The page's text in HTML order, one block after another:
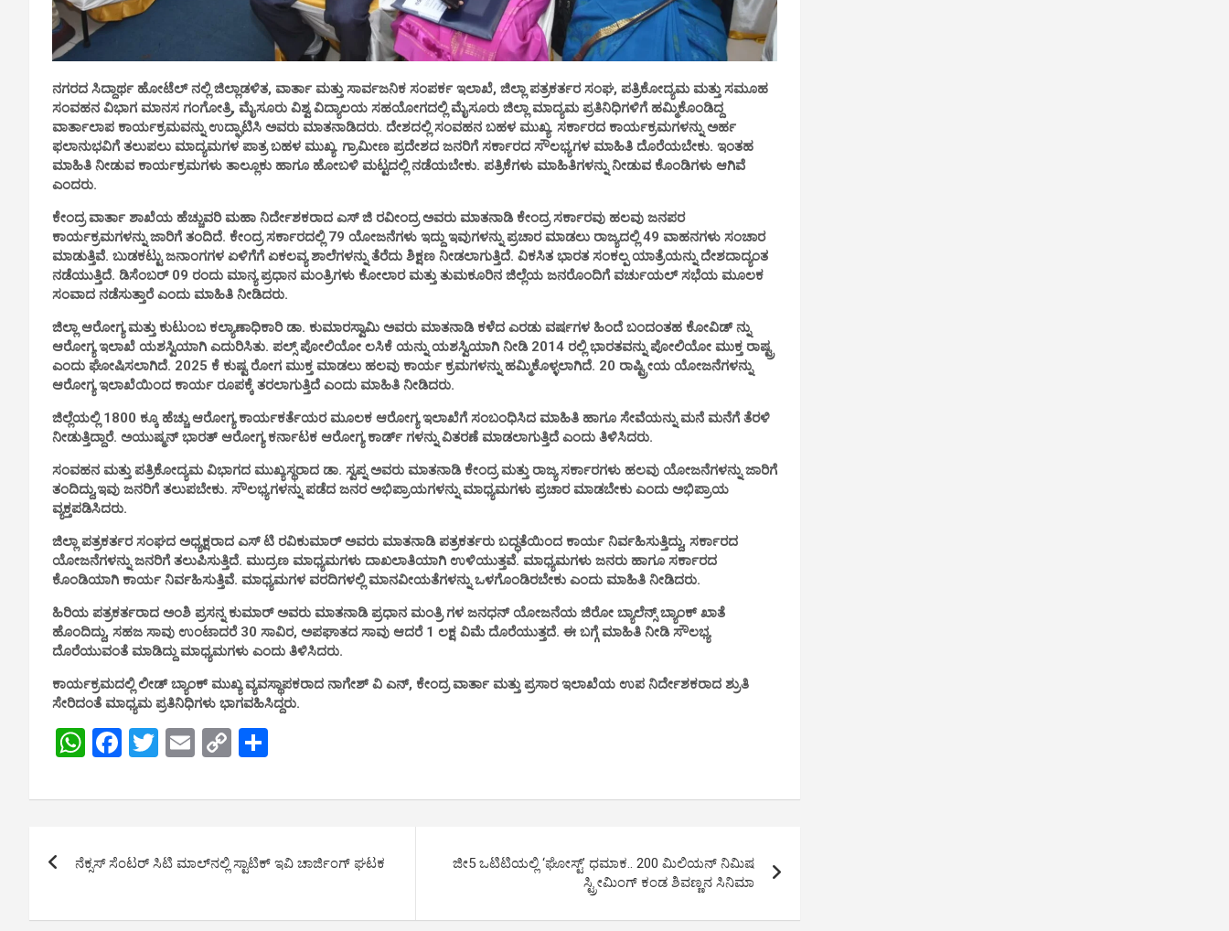
ನಗರದ ಸಿದ್ದಾರ್ಥ ಹೋಟೆಲ್ ನಲ್ಲಿ ಜಿಲ್ಲಾಡಳಿತ, ವಾರ್ತಾ ಮತ್ತು ಸಾರ್ವಜನಿಕ ಸಂಪರ್ಕ ಇಲಾಖೆ, ಜಿಲ್ಲಾ ಪತ್ರಕರ್ತರ ಸಂಘ, ಪತ್ರಿಕೋದ್ಯಮ ಮತ್ತು ಸಮೂಹ
ಸಂವಹನ ವಿಭಾಗ ಮಾನಸ ಗಂಗೋತ್ರಿ, ಮೈಸೂರು ವಿಶ್ವ ವಿದ್ಯಾಲಯ ಸಹಯೋಗದಲ್ಲಿ ಮೈಸೂರು ಜಿಲ್ಲಾ ಮಾದ್ಯಮ ಪ್ರತಿನಿಧಿಗಳಿಗೆ ಹಮ್ಮಿಕೊಂಡಿದ್ದ
ವಾರ್ತಾಲಾಪ ಕಾರ್ಯಕ್ರಮವನ್ನು ಉದ್ಘಾಟಿಸಿ ಅವರು ಮಾತನಾಡಿದರು. ದೇಶದಲ್ಲಿ ಸಂವಹನ ಬಹಳ ಮುಖ್ಯ. ಸರ್ಕಾರದ ಕಾರ್ಯಕ್ರಮಗಳನ್ನು ಅರ್ಹ
ಫಲಾನುಭವಿಗೆ ತಲುಪಲು ಮಾದ್ಯಮಗಳ ಪಾತ್ರ ಬಹಳ ಮುಖ್ಯ. ಗ್ರಾಮೀಣ ಪ್ರದೇಶದ ಜನರಿಗೆ ಸರ್ಕಾರದ ಸೌಲಭ್ಯಗಳ ಮಾಹಿತಿ ದೊರೆಯಬೇಕು. ಇಂತಹ
ಮಾಹಿತಿ ನೀಡುವ ಕಾರ್ಯಕ್ರಮಗಳು ತಾಲ್ಲೂಕು ಹಾಗೂ ಹೋಬಳಿ ಮಟ್ಟದಲ್ಲಿ ನಡೆಯಬೇಕು. ಪತ್ರಿಕೆಗಳು ಮಾಹಿತಿಗಳನ್ನು ನೀಡುವ ಕೊಂಡಿಗಳು ಆಗಿವೆ
ಎಂದರು.
ಕೇಂದ್ರ ವಾರ್ತಾ ಶಾಖೆಯ ಹೆಚ್ಚುವರಿ ಮಹಾ ನಿರ್ದೇಶಕರಾದ ಎಸ್ ಜಿ ರವೀಂದ್ರ ಅವರು ಮಾತನಾಡಿ ಕೇಂದ್ರ ಸರ್ಕಾರವು ಹಲವು ಜನಪರ
ಕಾರ್ಯಕ್ರಮಗಳನ್ನು ಜಾರಿಗೆ ತಂದಿದೆ. ಕೇಂದ್ರ ಸರ್ಕಾರದಲ್ಲಿ 79 ಯೋಜನೆಗಳು ಇದ್ದು ಇವುಗಳನ್ನು ಪ್ರಚಾರ ಮಾಡಲು ರಾಜ್ಯದಲ್ಲಿ 49 ವಾಹನಗಳು ಸಂಚಾರ
ಮಾಡುತ್ತಿವೆ. ಬುಡಕಟ್ಟು ಜನಾಂಗಗಳ ಏಳಿಗೆಗೆ ಏಕಲವ್ಯ ಶಾಲೆಗಳನ್ನು ತೆರೆದು ಶಿಕ್ಷಣ ನೀಡಲಾಗುತ್ತಿದೆ. ವಿಕಸಿತ ಭಾರತ ಸಂಕಲ್ಪ ಯಾತ್ರೆಯನ್ನು ದೇಶದಾದ್ಯಂತ
ನಡೆಯುತ್ತಿದೆ. ಡಿಸೆಂಬರ್ 09 ರಂದು ಮಾನ್ಯ ಪ್ರಧಾನ ಮಂತ್ರಿಗಳು ಕೋಲಾರ ಮತ್ತು ತುಮಕೂರಿನ ಜಿಲ್ಲೆಯ ಜನರೊಂದಿಗೆ ವರ್ಚುಯಲ್ ಸಭೆಯ ಮೂಲಕ
ಸಂವಾದ ನಡೆಸುತ್ತಾರೆ ಎಂದು ಮಾಹಿತಿ ನೀಡಿದರು.
ಜಿಲ್ಲಾ ಆರೋಗ್ಯ ಮತ್ತು ಕುಟುಂಬ ಕಲ್ಯಾಣಾಧಿಕಾರಿ ಡಾ. ಕುಮಾರಸ್ವಾಮಿ ಅವರು ಮಾತನಾಡಿ ಕಳೆದ ಎರಡು ವರ್ಷಗಳ ಹಿಂದೆ ಬಂದಂತಹ ಕೋವಿಡ್ ನ್ನು
ಆರೋಗ್ಯ ಇಲಾಖೆ ಯಶಸ್ವಿಯಾಗಿ ಎದುರಿಸಿತು. ಪಲ್ಸ್ ಪೋಲಿಯೋ ಲಸಿಕೆ ಯನ್ನು ಯಶಸ್ವಿಯಾಗಿ ನೀಡಿ 2014 ರಲ್ಲಿ ಭಾರತವನ್ನು ಪೋಲಿಯೋ ಮುಕ್ತ ರಾಷ್ಟ್ರ
ಎಂದು ಘೋಷಿಸಲಾಗಿದೆ. 2025 ಕೆ ಕುಷ್ಟ ರೋಗ ಮುಕ್ತ ಮಾಡಲು ಹಲವು ಕಾರ್ಯ ಕ್ರಮಗಳನ್ನು ಹಮ್ಮಿಕೊಳ್ಳಲಾಗಿದೆ. 20 ರಾಷ್ಟ್ರೀಯ ಯೋಜನೆಗಳನ್ನು
ಆರೋಗ್ಯ ಇಲಾಖೆಯಿಂದ ಕಾರ್ಯ ರೂಪಕ್ಕೆ ತರಲಾಗುತ್ತಿದೆ ಎಂದು ಮಾಹಿತಿ ನೀಡಿದರು.
ಜಿಲ್ಲೆಯಲ್ಲಿ 1800 ಕ್ಕೂ ಹೆಚ್ಚು ಆರೋಗ್ಯ ಕಾರ್ಯಕರ್ತೆಯರ ಮೂಲಕ ಆರೋಗ್ಯ ಇಲಾಖೆಗೆ ಸಂಬಂಧಿಸಿದ ಮಾಹಿತಿ ಹಾಗೂ ಸೇವೆಯನ್ನು ಮನೆ ಮನೆಗೆ ತೆರಳಿ
ನೀಡುತ್ತಿದ್ದಾರೆ. ಅಯುಷ್ಮನ್ ಭಾರತ್ ಆರೋಗ್ಯ ಕರ್ನಾಟಕ ಆರೋಗ್ಯ ಕಾರ್ಡ್ ಗಳನ್ನು ವಿತರಣೆ ಮಾಡಲಾಗುತ್ತಿದೆ ಎಂದು ತಿಳಿಸಿದರು.
ಸಂವಹನ ಮತ್ತು ಪತ್ರಿಕೋದ್ಯಮ ವಿಭಾಗದ ಮುಖ್ಯಸ್ಥರಾದ ಡಾ. ಸ್ವಪ್ನ ಅವರು ಮಾತನಾಡಿ ಕೇಂದ್ರ ಮತ್ತು ರಾಜ್ಯ ಸರ್ಕಾರಗಳು ಹಲವು ಯೋಜನೆಗಳನ್ನು ಜಾರಿಗೆ
ತಂದಿದ್ದು,ಇವು ಜನರಿಗೆ ತಲುಪಬೇಕು. ಸೌಲಭ್ಯಗಳನ್ನು ಪಡೆದ ಜನರ ಅಭಿಪ್ರಾಯಗಳನ್ನು ಮಾಧ್ಯಮಗಳು ಪ್ರಚಾರ ಮಾಡಬೇಕು ಎಂದು ಅಭಿಪ್ರಾಯ
ವ್ಯಕ್ತಪಡಿಸಿದರು.
ಜಿಲ್ಲಾ ಪತ್ರಕರ್ತರ ಸಂಘದ ಅಧ್ಯಕ್ಷರಾದ ಎಸ್ ಟಿ ರವಿಕುಮಾರ್ ಅವರು ಮಾತನಾಡಿ ಪತ್ರಕರ್ತರು ಬದ್ಧತೆಯಿಂದ ಕಾರ್ಯ ನಿರ್ವಹಿಸುತ್ತಿದ್ದು, ಸರ್ಕಾರದ
ಯೋಜನೆಗಳನ್ನು ಜನರಿಗೆ ತಲುಪಿಸುತ್ತಿದೆ. ಮುದ್ರಣ ಮಾಧ್ಯಮಗಳು ದಾಖಲಾತಿಯಾಗಿ ಉಳಿಯುತ್ತವೆ. ಮಾಧ್ಯಮಗಳು ಜನರು ಹಾಗೂ ಸರ್ಕಾರದ
ಕೊಂಡಿಯಾಗಿ ಕಾರ್ಯ ನಿರ್ವಹಿಸುತ್ತಿವೆ. ಮಾಧ್ಯಮಗಳ ವರದಿಗಳಲ್ಲಿ ಮಾನವೀಯತೆಗಳನ್ನು ಒಳಗೊಂಡಿರಬೇಕು ಎಂದು ಮಾಹಿತಿ ನೀಡಿದರು.
ಹಿರಿಯ ಪತ್ರಕರ್ತರಾದ ಅಂಶಿ ಪ್ರಸನ್ನ ಕುಮಾರ್ ಅವರು ಮಾತನಾಡಿ ಪ್ರಧಾನ ಮಂತ್ರಿ ಗಳ ಜನಧನ್ ಯೋಜನೆಯ ಜಿರೋ ಬ್ಯಾಲೆನ್ಸ್ ಬ್ಯಾಂಕ್ ಖಾತೆ
ಹೊಂದಿದ್ದು, ಸಹಜ ಸಾವು ಉಂಟಾದರೆ 30 ಸಾವಿರ, ಅಪಘಾತದ ಸಾವು ಆದರೆ 1 ಲಕ್ಷ ವಿಮೆ ದೊರೆಯುತ್ತದೆ. ಈ ಬಗ್ಗೆ ಮಾಹಿತಿ ನೀಡಿ ಸೌಲಭ್ಯ
ದೊರೆಯುವಂತೆ ಮಾಡಿದ್ದು ಮಾಧ್ಯಮಗಳು ಎಂದು ತಿಳಿಸಿದರು.
ಕಾರ್ಯಕ್ರಮದಲ್ಲಿ ಲೀಡ್ ಬ್ಯಾಂಕ್ ಮುಖ್ಯ ವ್ಯವಸ್ಥಾಪಕರಾದ ನಾಗೇಶ್ ವಿ ಎನ್, ಕೇಂದ್ರ ವಾರ್ತಾ ಮತ್ತು ಪ್ರಸಾರ ಇಲಾಖೆಯ ಉಪ ನಿರ್ದೇಶಕರಾದ ಶ್ರುತಿ
ಸೇರಿದಂತೆ ಮಾಧ್ಯಮ ಪ್ರತಿನಿಧಿಗಳು ಭಾಗವಹಿಸಿದ್ದರು.
W
at
A
p
F
ce
o
k
T
tt
E
ail
C
py
n
ar
navigation
ನೆಕ್ಸಸ್‌ ಸೆಂಟರ್‌ ಸಿಟಿ ಮಾಲ್‌ನಲ್ಲಿ ಸ್ಟಾಟಿಕ್‌ ಇವಿ ಚಾರ್ಜಿಂಗ್‌ ಘಟಕ
ಜೀ5 ಒಟಿಟಿಯಲ್ಲಿ ‘ಘೋಸ್ಟ್’ ಧಮಾಕ.. 200 ಮಿಲಿಯನ್ ನಿಮಿಷ
ಸ್ಟ್ರೀಮಿಂಗ್ ಕಂಡ ಶಿವಣ್ಣನ ಸಿನಿಮಾ